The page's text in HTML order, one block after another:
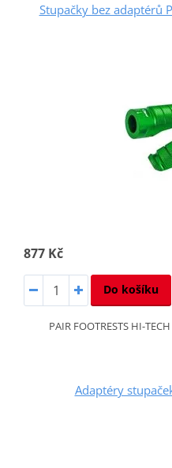
Stupačky bez adaptérů
877 Kč
Do košíku
PAIR FOOTRESTS HI-
Adaptéry